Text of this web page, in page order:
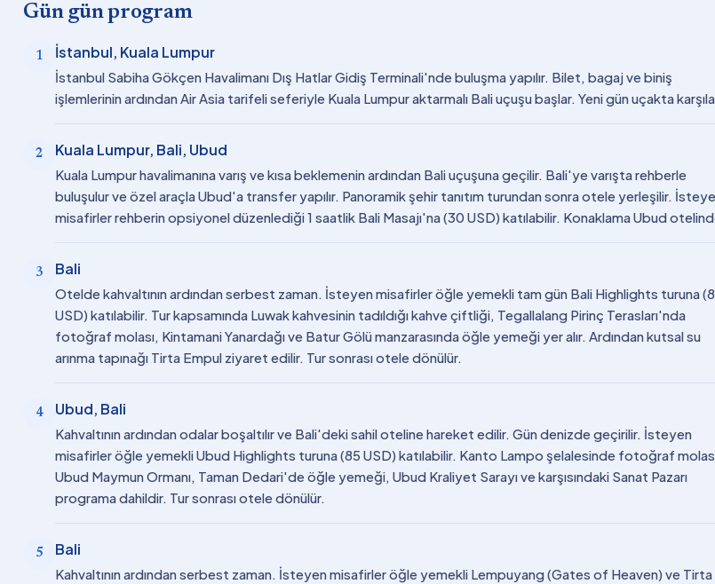
Gün gün program
1 İstanbul, Kuala Lumpur
İstanbul Sabiha Gökçen Havalimanı Dış Hatlar Gidiş Terminali'nde buluşma yapılır. Bilet, bagaj ve biniş
işlemlerinin ardından Air Asia tarifeli seferiyle Kuala Lumpur aktarmalı Bali uçuşu başlar. Yeni gün uçakta
2 Kuala Lumpur, Bali, Ubud
Kuala Lumpur havalimanına varış ve kısa beklemenin ardından Bali uçuşuna geçilir. Bali'ye varışta rehberle
buluşulur ve özel araçla Ubud'a transfer yapılır. Panoramik şehir tanıtım turundan sonra otele yerleşilir.
misafirler rehberin opsiyonel düzenlediği 1 saatlik Bali Masajı'na (30 USD) katılabilir. Konaklama Ubud
3 Bali
Otelde kahvaltının ardından serbest zaman. İsteyen misafirler öğle yemekli tam gün Bali Highlights turuna
USD) katılabilir. Tur kapsamında Luwak kahvesinin tadıldığı kahve çiftliği, Tegallalang Pirinç Terasları'nda
fotoğraf molası, Kintamani Yanardağı ve Batur Gölü manzarasında öğle yemeği yer alır. Ardından kutsal su
arınma tapınağı Tirta Empul ziyaret edilir. Tur sonrası otele dönülür.
4 Ubud, Bali
Kahvaltının ardından odalar boşaltılır ve Bali'deki sahil oteline hareket edilir. Gün denizde geçirilir. İsteyen
misafirler öğle yemekli Ubud Highlights turuna (85 USD) katılabilir. Kanto Lampo şelalesinde fotoğraf
Ubud Maymun Ormanı, Taman Dedari'de öğle yemeği, Ubud Kraliyet Sarayı ve karşısındaki Sanat Pazarı
programa dahildir. Tur sonrası otele dönülür.
5 Bali
Kahvaltının ardından serbest zaman. İsteyen misafirler öğle yemekli Lempuyang (Gates of Heaven) ve Tirta